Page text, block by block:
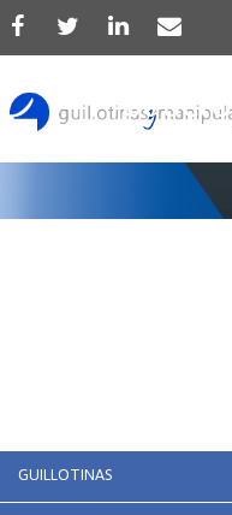
Producto
GUILLOTINAS